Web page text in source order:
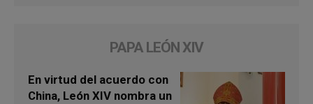
PAPA LEÓN XIV
En virtud del acuerdo con
China, León XIV nombra un